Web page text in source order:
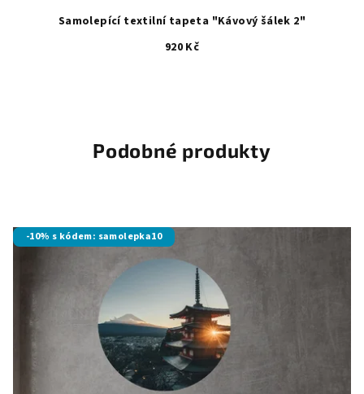
Samolepící textilní tapeta "Kávový šálek 2"
920 Kč
Podobné produkty
-10% s kódem: samolepka10